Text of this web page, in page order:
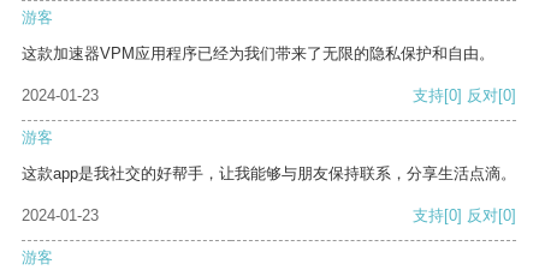
游客
这款加速器VPM应用程序已经为我们带来了无限的隐私保护和自由。
2024-01-23 支持[0] 反对[0]
游客
这款app是我社交的好帮手，让我能够与朋友保持联系，分享生活点滴。
2024-01-23 支持[0] 反对[0]
游客